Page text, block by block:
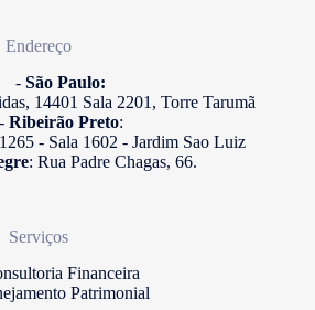
Endereço
- São Paulo:
14401 Sala 2201, Torre Tarumã
-Ribeirão Preto:
- Sala 1602 - Jardim Sao Luiz
: Rua Padre Chagas, 66.
Serviços
Financeira
Patrimonial